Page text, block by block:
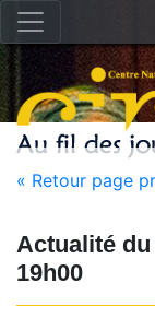
« Retour page
Actualité du
19h00